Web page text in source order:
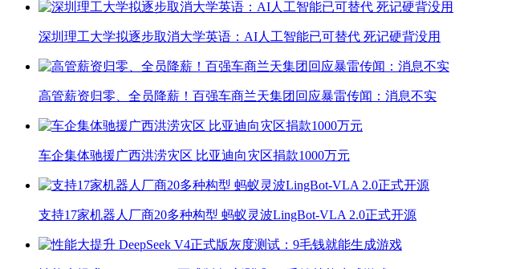
深圳理工大学拟逐步取消大学英语：AI人工智能已可替代 死记硬背没用
高管薪资归零、全员降薪！百强车商兰天集团回应暴雷传闻：消息不实
车企集体驰援广西洪涝灾区 比亚迪向灾区捐款1000万元
支持17家机器人厂商20多种构型 蚂蚁灵波LingBot-VLA 2.0正式开源